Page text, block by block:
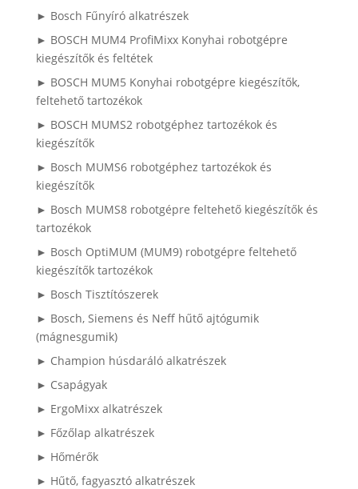
► Bosch Fűnyíró alkatrészek
► BOSCH MUM4 ProfiMixx Konyhai robotgépre
kiegészítők és feltétek
► BOSCH MUM5 Konyhai robotgépre kiegészítők,
feltehető tartozékok
► BOSCH MUMS2 robotgéphez tartozékok és
kiegészítők
► Bosch MUMS6 robotgéphez tartozékok és
kiegészítők
► Bosch MUMS8 robotgépre feltehető kiegészítők és
tartozékok
► Bosch OptiMUM (MUM9) robotgépre feltehető
kiegészítők tartozékok
► Bosch Tisztítószerek
► Bosch, Siemens és Neff hűtő ajtógumik
(mágnesgumik)
► Champion húsdaráló alkatrészek
► Csapágyak
► ErgoMixx alkatrészek
► Főzőlap alkatrészek
► Hőmérők
► Hűtő, fagyasztó alkatrészek